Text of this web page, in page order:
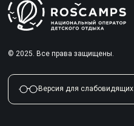
© 2025. Все права защищены.
Версия для слабовидящих